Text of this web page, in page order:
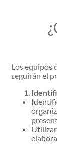
Los equipos
seguirán el